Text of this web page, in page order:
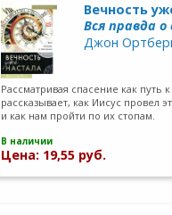
Вечность
Вся правда о
Джон
Рассматривая спасение как путь
рассказывает, как Иисус провел
и как нам пройти по их стопам.
В наличии
Цена: 19,55 руб.